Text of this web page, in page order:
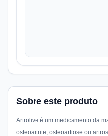
Sobre este produto
Artrolive é um medicamento da
osteoartrite, osteoartrose ou